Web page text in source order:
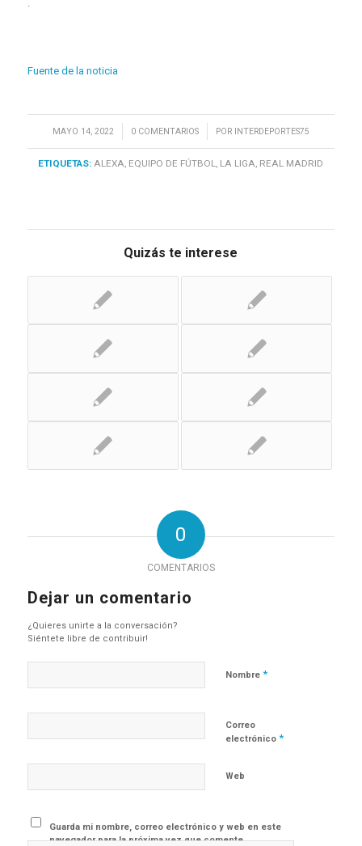
Fuente de la noticia
MAYO 14, 2022
/ 0 COMENTARIOS
/ POR INTERDEPORTES75
ETIQUETAS: ALEXA EQUIPO DE FÚTBOL LA LIGA REAL MADRID
Quizás te interese
0
COMENTARIOS
Dejar un comentario
¿Quieres unirte a la conversación?
Siéntete libre de contribuir!
Nombre *
Correo
electrónico *
Web
Guarda mi nombre, correo electrónico y web en este
navegador para la próxima vez que comente.